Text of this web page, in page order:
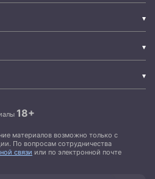
18+
материалов возможно только с
По вопросам сотрудничества
связи или по электронной почте